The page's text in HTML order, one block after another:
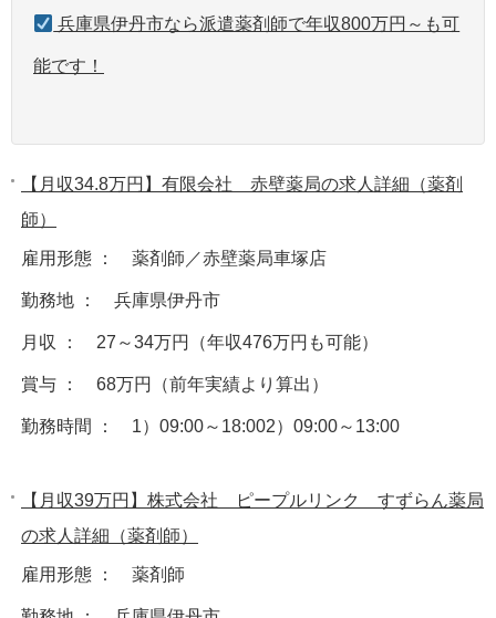
兵庫県伊丹市なら派遣薬剤師で年収800万円～も可
能です！
【月収34.8万円】有限会社 赤壁薬局の求人詳細（薬剤
師）
雇用形態 ： 薬剤師／赤壁薬局車塚店
勤務地 ： 兵庫県伊丹市
月収 ： 27～34万円（年収476万円も可能）
賞与 ： 68万円（前年実績より算出）
勤務時間 ： 1）09:00～18:002）09:00～13:00
【月収39万円】株式会社 ピープルリンク すずらん薬局
の求人詳細（薬剤師）
雇用形態 ： 薬剤師